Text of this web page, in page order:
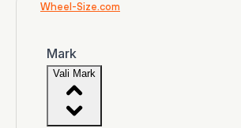
Wheel-Size.com